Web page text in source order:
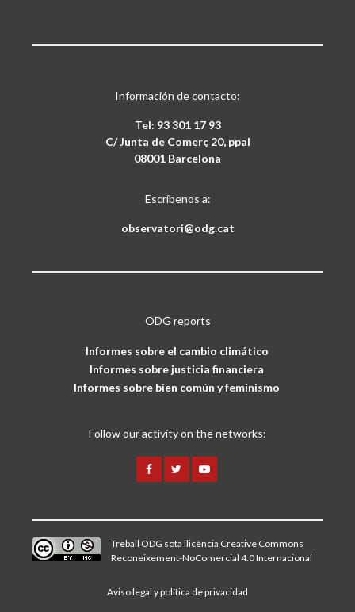
Información de contacto:
Tel: 93 301 17 93
C/ Junta de Comerç 20, ppal
08001 Barcelona
Escríbenos a:
observatori@odg.cat
ODG reports
Informes sobre el cambio climático
Informes sobre justicia financiera
Informes sobre bien común y feminismo
Follow our activity on the networks:
Treball ODG sota llicència Creative Commons
Reconeixement-NoComercial 4.0 Internacional
Aviso legal y política de privacidad